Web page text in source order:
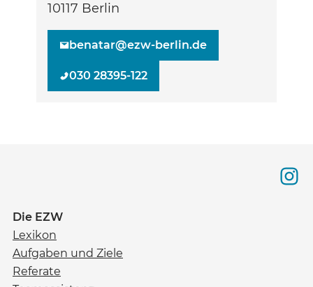
10117 Berlin
benatar@ezw-berlin.de
030 28395-122
Die EZW
Lexikon
Aufgaben und Ziele
Referate